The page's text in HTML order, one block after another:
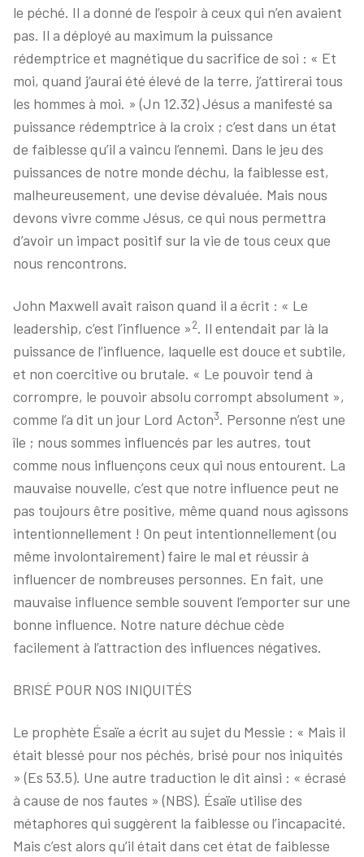
le péché. Il a donné de l’espoir à ceux qui n’en avaient
pas. Il a déployé au maximum la puissance
rédemptrice et magnétique du sacrifice de soi : « Et
moi, quand j’aurai été élevé de la terre, j’attirerai tous
les hommes à moi. » (Jn 12.32) Jésus a manifesté sa
puissance rédemptrice à la croix ; c’est dans un état
de faiblesse qu’il a vaincu l’ennemi. Dans le jeu des
puissances de notre monde déchu, la faiblesse est,
malheureusement, une devise dévaluée. Mais nous
devons vivre comme Jésus, ce qui nous permettra
d’avoir un impact positif sur la vie de tous ceux que
nous rencontrons.
John Maxwell avait raison quand il a écrit : « Le
leadership, c’est l’influence »2. Il entendait par là la
puissance de l’influence, laquelle est douce et subtile,
et non coercitive ou brutale. « Le pouvoir tend à
corrompre, le pouvoir absolu corrompt absolument »,
comme l’a dit un jour Lord Acton3. Personne n’est une
île ; nous sommes influencés par les autres, tout
comme nous influençons ceux qui nous entourent. La
mauvaise nouvelle, c’est que notre influence peut ne
pas toujours être positive, même quand nous agissons
intentionnellement ! On peut intentionnellement (ou
même involontairement) faire le mal et réussir à
influencer de nombreuses personnes. En fait, une
mauvaise influence semble souvent l’emporter sur une
bonne influence. Notre nature déchue cède
facilement à l’attraction des influences négatives.
BRISÉ POUR NOS INIQUITÉS
Le prophète Ésaïe a écrit au sujet du Messie : « Mais il
était blessé pour nos péchés, brisé pour nos iniquités
» (Es 53.5). Une autre traduction le dit ainsi : « écrasé
à cause de nos fautes » (NBS). Ésaïe utilise des
métaphores qui suggèrent la faiblesse ou l’incapacité.
Mais c’est alors qu’il était dans cet état de faiblesse